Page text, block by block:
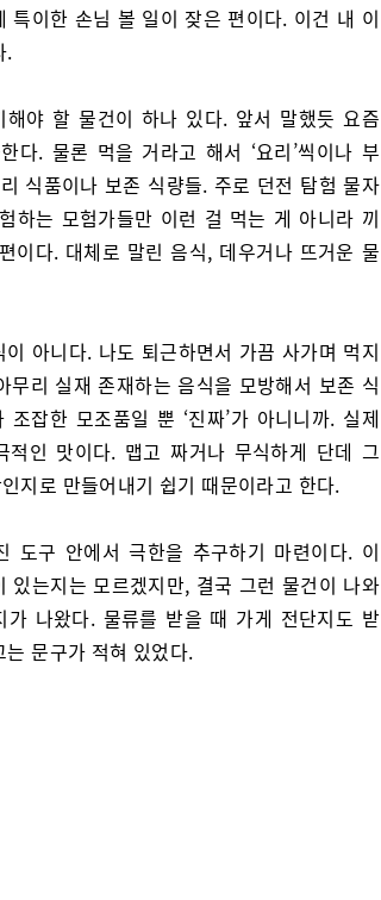
특이한 손님 볼 일이 잦은 편이다. 이건 내 이
.
야 할 물건이 하나 있다. 앞서 말했듯 요즘
다. 물론 먹을 거라고 해서 ‘요리’씩이나 부
식품이나 보존 식량들. 주로 던전 탐험 물자
하는 모험가들만 이런 걸 먹는 게 아니라 끼
이다. 대체로 말린 음식, 데우거나 뜨거운 물
아니다. 나도 퇴근하면서 가끔 사가며 먹지
리 실재 존재하는 음식을 모방해서 보존 식
잡한 모조품일 뿐 ‘진짜’가 아니니까. 실제
적인 맛이다. 맵고 짜거나 무식하게 단데 그
지로 만들어내기 쉽기 때문이라고 한다.
도구 안에서 극한을 추구하기 마련이다. 이
있는지는 모르겠지만, 결국 그런 물건이 나와
나왔다. 물류를 받을 때 가게 전단지도 받
문구가 적혀 있었다.